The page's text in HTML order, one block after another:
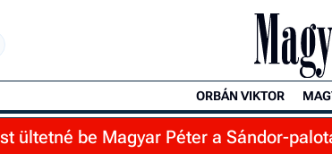
ORBÁN VIKTOR
ültetné be Magyar Péter a Sándor-